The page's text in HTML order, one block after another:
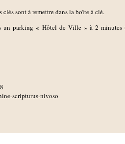
clés sont à remettre dans la boîte à clé.
un parking « Hôtel de Ville » à 2 minutes
scripturus-nivoso